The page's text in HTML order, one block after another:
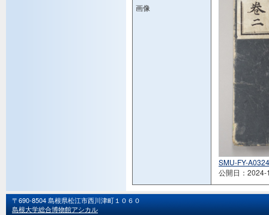
画像
SMU-FY-
公開日：2024-
〒690-8504 島根県松江市西川津町１０６０
島根大学総合博物館アシカル